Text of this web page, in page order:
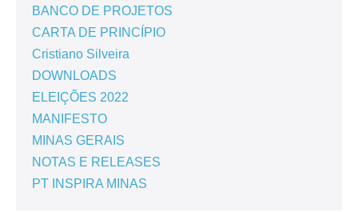
BANCO DE PROJETOS
CARTA DE PRINCÍPIO
Cristiano Silveira
DOWNLOADS
ELEIÇÕES 2022
MANIFESTO
MINAS GERAIS
NOTAS E RELEASES
PT INSPIRA MINAS